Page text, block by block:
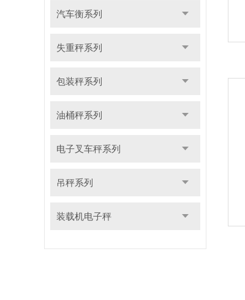
汽车衡系列
失重秤系列
包装秤系列
油桶秤系列
电子叉车秤系列
吊秤系列
装载机电子秤